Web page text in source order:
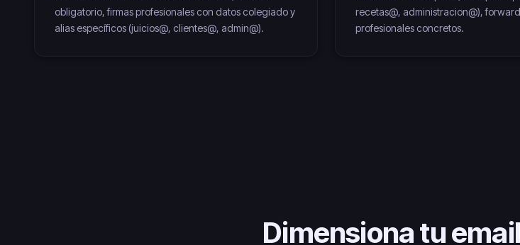
obligatorio, firmas profesionales con datos colegiado y
alias específicos (juicios@, clientes@, admin@).
recetas@, administracion@),
profesionales concretos.
Dimensiona tu